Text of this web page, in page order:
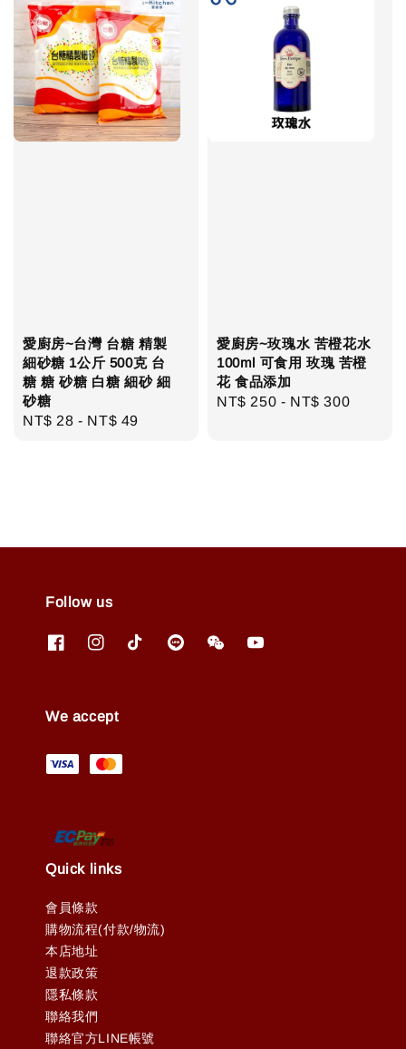
愛廚房~台灣 台糖 精製
細砂糖 1公斤 500克 台
糖 糖 砂糖 白糖 細砂 細
砂糖
Regular
NT$ 28 - NT$ 49
愛廚房~玫瑰水 苦橙花水
100ml 可食用 玫瑰 苦橙
花 食品添加
Regular
NT$ 250 - NT$ 300
Follow us
We accept
Quick links
會員條款
購物流程(付款/物流)
本店地址
退款政策
隱私條款
聯絡我們
聯絡官方LINE帳號